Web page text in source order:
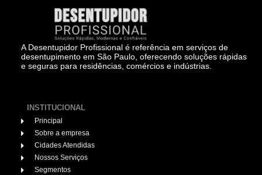
A Desentupidor Profissional é referência em serviços de
desentupimento em São Paulo, oferecendo soluções rápidas
e seguras para residências, comércios e indústrias.
INSTITUCIONAL
Principal
Sobre a empresa
Cidades Atendidas
Nossos Serviços
Segmentos